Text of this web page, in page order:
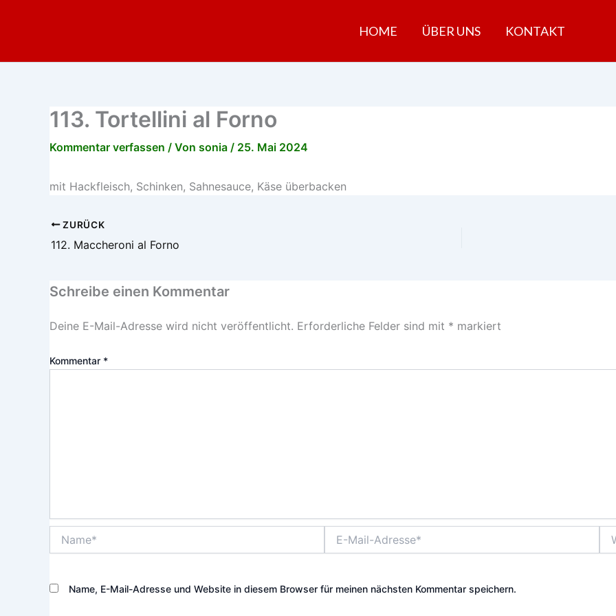
HOME ÜBER UNS KONTAKT
113. Tortellini al Forno
Kommentar verfassen / Von sonia / 25. Mai 2024
mit Hackfleisch, Schinken, Sahnesauce, Käse überbacken
ZURÜCK
112. Maccheroni al Forno
Schreibe einen Kommentar
Deine E-Mail-Adresse wird nicht veröffentlicht. Erforderliche Felder sind mit * markiert
Kommentar *
Mail-
Name, E-Mail-Adresse und Website in diesem Browser für meinen nächsten Kommentar speichern.